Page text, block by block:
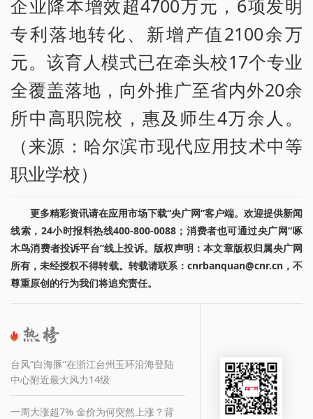
企业降本增效超4700万元，6项发明
专利落地转化、新增产值2100余万
元。该育人模式已在牵头校17个专业
全覆盖落地，向外推广至省内外20余
所中高职院校，惠及师生4万余人。
（来源：哈尔滨市现代应用技术中等
职业学校）
更多精彩资讯请在应用市场下载“央广网”客户端。欢迎提供新闻
线索，24小时报料热线400-800-0088；消费者也可通过央广网“啄
木鸟消费者投诉平台”线上投诉。版权声明：本文章版权归属央广网
所有，未经授权不得转载。转载请联系：cnrbanquan@cnr.cn，不
尊重原创的行为我们将追究责任。
台风“白海豚”在浙江台州玉环沿海登陆
中心附近最大风力14级
一周大涨超7% 金价为何突然上涨？背